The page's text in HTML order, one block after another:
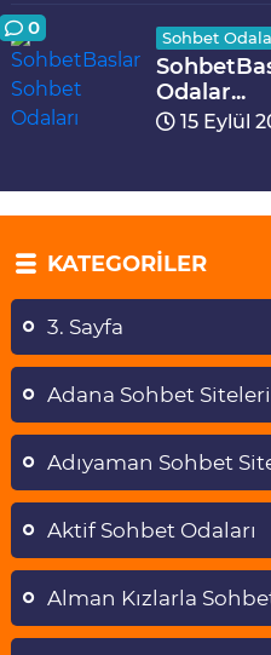
0 Sohbet
Odalar...
15 Eylül
KATEGORILER
3. Sayfa
Adana Sohbet Siteleri
Adıyaman Sohbet
Aktif Sohbet Odaları
Alman Kızlarla